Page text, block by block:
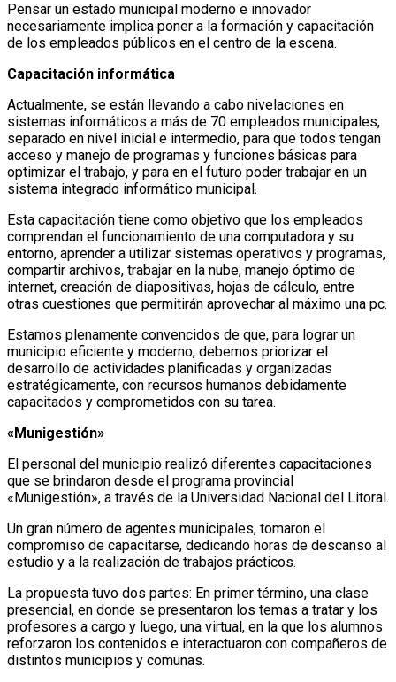
Pensar un estado municipal moderno e innovador
necesariamente implica poner a la formación y capacitación
de los empleados públicos en el centro de la escena.
Capacitación informática
Actualmente, se están llevando a cabo nivelaciones en
sistemas informáticos a más de 70 empleados municipales,
separado en nivel inicial e intermedio, para que todos tengan
acceso y manejo de programas y funciones básicas para
optimizar el trabajo, y para en el futuro poder trabajar en un
sistema integrado informático municipal.
Esta capacitación tiene como objetivo que los empleados
comprendan el funcionamiento de una computadora y su
entorno, aprender a utilizar sistemas operativos y programas,
compartir archivos, trabajar en la nube, manejo óptimo de
internet, creación de diapositivas, hojas de cálculo, entre
otras cuestiones que permitirán aprovechar al máximo una pc.
Estamos plenamente convencidos de que, para lograr un
municipio eficiente y moderno, debemos priorizar el
desarrollo de actividades planificadas y organizadas
estratégicamente, con recursos humanos debidamente
capacitados y comprometidos con su tarea.
«Munigestión»
El personal del municipio realizó diferentes capacitaciones
que se brindaron desde el programa provincial
«Munigestión», a través de la Universidad Nacional del Litoral.
Un gran número de agentes municipales, tomaron el
compromiso de capacitarse, dedicando horas de descanso al
estudio y a la realización de trabajos prácticos.
La propuesta tuvo dos partes: En primer término, una clase
presencial, en donde se presentaron los temas a tratar y los
profesores a cargo y luego, una virtual, en la que los alumnos
reforzaron los contenidos e interactuaron con compañeros de
distintos municipios y comunas.